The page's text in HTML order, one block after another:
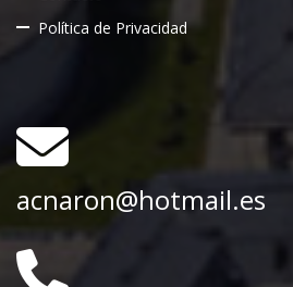
Política de Privacidad
acnaron@hotmail.es